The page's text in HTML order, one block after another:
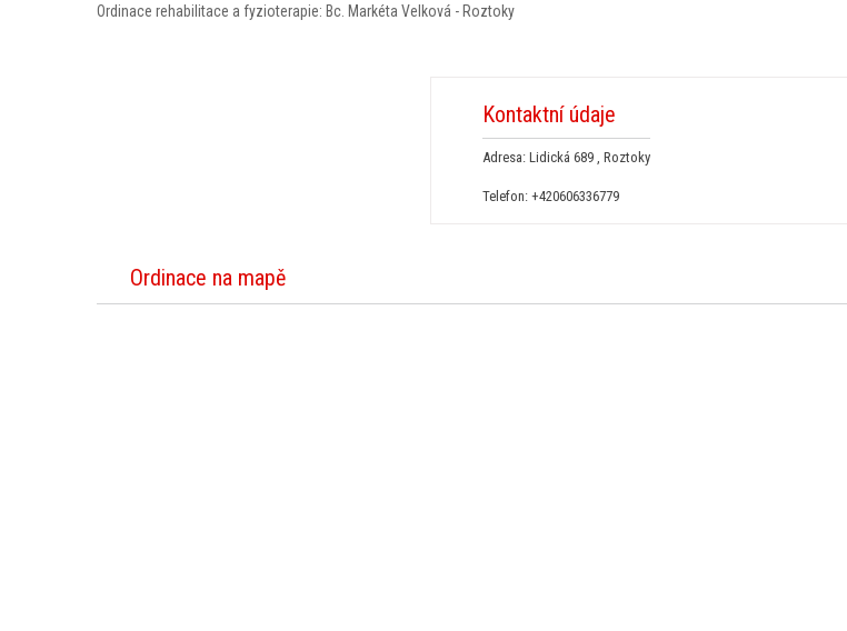
Ordinace rehabilitace a fyzioterapie: Bc. Markéta Velková - Roztoky
Kontaktní údaje
Adresa: Lidická 689 , Roztoky
Telefon: +420606336779
Ordinace na mapě